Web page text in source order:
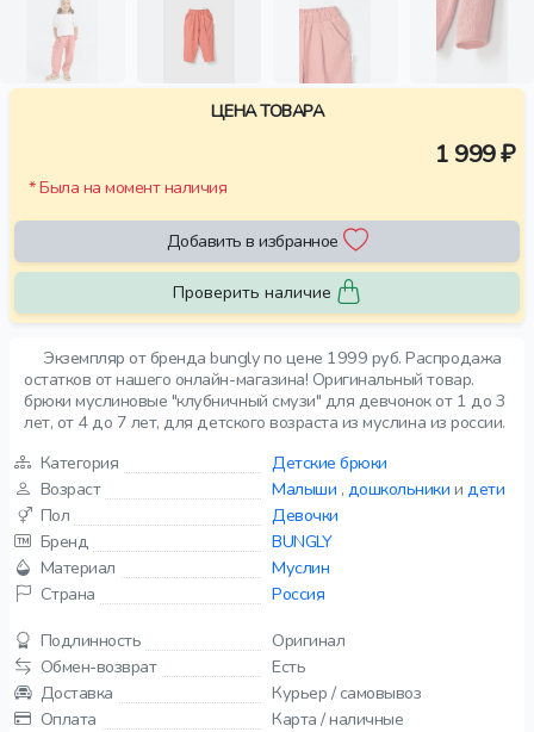
Экземпляр от бренда bungly по цене 1999 руб. Распродажа
остатков от нашего онлайн-магазина! Оригинальный товар.
брюки муслиновые "клубничный смузи" для девчонок от 1 до 3
лет, от 4 до 7 лет, для детского возраста из муслина из россии.
Категория
Детские брюки
Возраст
Малыши , дошкольники и дети
Пол
Девочки
Бренд
BUNGLY
Материал
Муслин
Страна
Россия
Подлинность
Оригинал
Обмен-возврат
Есть
Доставка
Курьер / самовывоз
Оплата
Карта / наличные
ЦЕНА ТОВАРА
1 999 ₽
* Была на момент наличия
Добавить в избранное
Проверить наличие